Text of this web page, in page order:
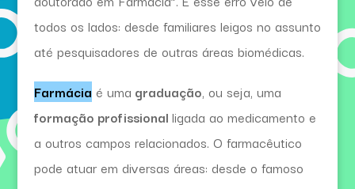
todos os lados: desde familiares leigos no assunto
até pesquisadores de outras áreas biomédicas.
Farmácia é uma graduação, ou seja, uma
formação profissionalligada ao medicamento e
a outros campos relacionados. O farmacêutico
pode atuar em diversas áreas: desde o famoso